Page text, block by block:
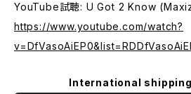
YouTube試聴: U Got 2 Know
https://www.youtube.com/watch?
International